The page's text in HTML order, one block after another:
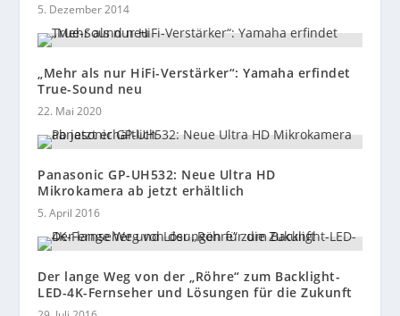
5. Dezember 2014
„Mehr als nur HiFi-Verstärker“: Yamaha erfindet
True-Sound neu
22. Mai 2020
Panasonic GP-UH532: Neue Ultra HD
Mikrokamera ab jetzt erhältlich
5. April 2016
Der lange Weg von der „Röhre“ zum Backlight-
LED-4K-Fernseher und Lösungen für die Zukunft